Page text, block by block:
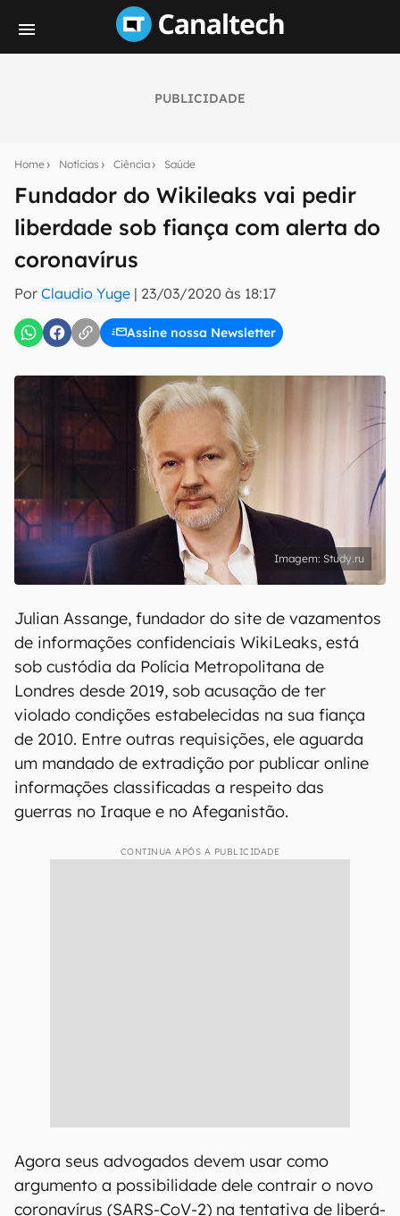
PUBLICIDADE
Home Notícias Ciência Saúde
Fundador do Wikileaks vai pedir
liberdade sob fiança com alerta do
coronavírus
Por Claudio Yuge | 23/03/2020 às 18:17
Assine nossa Newsletter
notícias e reviews sobre tecnologia em primeira
mão.
E-mail
inscreva-se
Uso e Política de Privacidade do Canaltech.
Study.ru
Julian Assange, fundador do site de vazamentos
de informações confidenciais WikiLeaks, está
sob custódia da Polícia Metropolitana de
Londres desde 2019, sob acusação de ter
violado condições estabelecidas na sua fiança
de 2010. Entre outras requisições, ele aguarda
um mandado de extradição por publicar online
informações classificadas a respeito das
guerras no Iraque e no Afeganistão.
CONTINUA APÓS A PUBLICIDADE
Agora seus advogados devem usar como
argumento a possibilidade dele contrair o novo
coronavírus (SARS-CoV-2) na tentativa de liberá-